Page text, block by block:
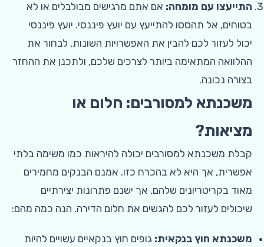
התייעצו עם מומחה: אם אתם מרגישים מבולבלים או לא
בטוחים, אל תהססו להתייעץ עם יועץ פיננסי. יועץ פיננסי
יכול לעזור לכם להבין את האפשרויות השונות, לבחור את
ההלוואה המתאימה ביותר לצרכים שלכם, ולתכנן את ההחזר
בצורה נכונה.
משכנתא למסורבים: חלום או
מציאות?
קבלת משכנתא למסורבים יכולה להיראות כמו משימה בלתי
אפשרית, אך היא לא בהכרח כזו. אמנם הבנקים מחמירים
מאוד בקריטריונים שלהם, אך ישנם פתרונות יצירתיים
שיכולים לעזור לכם להגשים את חלום הדירה. הנה כמה מהם:
משכנתא חוץ בנקאית: גופים חוץ בנקאיים עשויים להיות